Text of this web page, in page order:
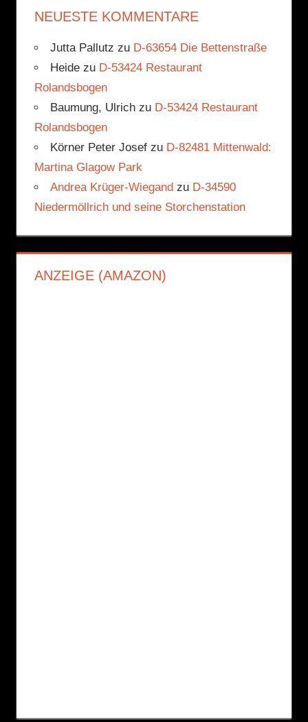
NEUESTE KOMMENTARE
Jutta Pallutz zu D-63654 Die Bettenstraße
Heidezu D-53424 Restaurant
Rolandsbogen
Baumung, Ulrichzu D-53424 Restaurant
Rolandsbogen
Körner Peter Josefzu D-82481 Mittenwald:
Martina Glagow Park
Andrea Krüger-Wiegand zu D-34590
Niedermöllrich und seine Storchenstation
ANZEIGE (AMAZON)